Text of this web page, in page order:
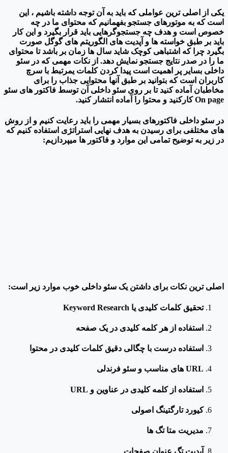
یکی از اصلی ترین عواملی که باید به آن توجه داشته باشیم ، این
است که به موتورهای جستجو بفهمانیم که محتوای ما در چه
خصوص است و هدف چه جستجوگرهایی باید قرار بگیرد و این کار
باید بر طبق خواسته ها و آپدیت های الگوریتم های گوگل صورت
بگیرد چرا که اشتباهی کوچک شاید سال ها زمان بر باشد تا محتوای
ما را در صدر نتایج جستجو نمایش دهد. از نکات مهمی که در سئو
داخلی بسایر پر اهمیت است پیدا کردن کلمات یمرتبط با سرچ
کاربران است که بتوانید بر طبق آنها محتوایی جذاب را برای
مخاطبان آماده کنید تا بر روی سئو داخلی آن توسط فاکتور های سئو
On page کارکنید و محتوا را آماده انتشار کنید.
در سئو داخلی فاکتورهای بسیار مهمی را باید رعایت کنیم و از روش
های مختلفی برای رسیدن به هدف نهایی استراتژی استفاده کنیم که
در زیر به توضیح تمامی این موارد و فاکتور ها میپردازیم:
اصلی ترین نکات برای داشتن یک سئو داخلی خوب موارد زیر است:
تحقیق کلمات کلیدی یا Keyword Research
استفاده از هر کلمه کلیدی در یک صفحه
استفاده درست با چگالی دقیق کلمات کلیدی در محتوا
URL های مناسب و سئو فرندلی
استفاده از کلمه کلیدی در عناوین و URL
کیورد تارگتینگ اصولی
مدیریت متا تگ‌ ها
آپدیت تگ عنوان صفحات